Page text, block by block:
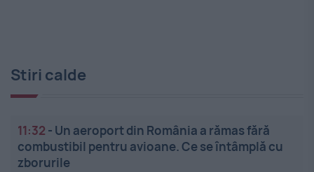
Stiri calde
11:32 - Un aeroport din România a rămas fără
combustibil pentru avioane. Ce se întâmplă cu
zborurile